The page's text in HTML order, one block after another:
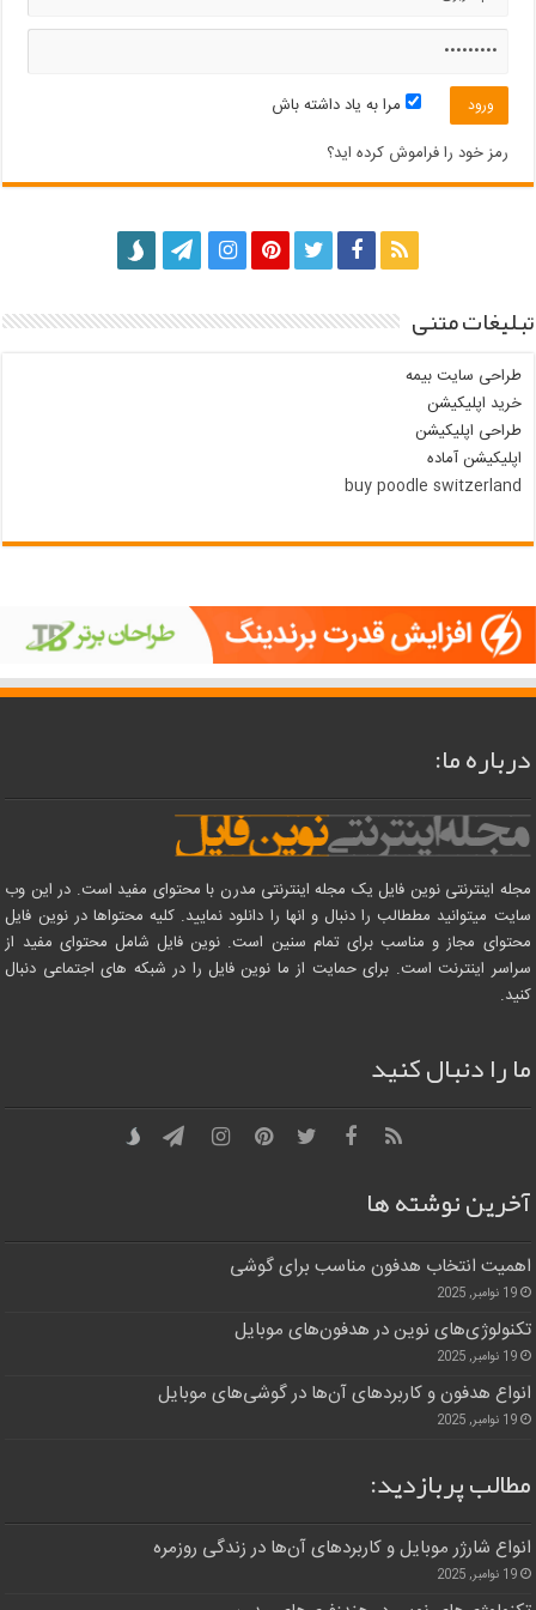
مرا به یاد داشته باش
رمز خود را فراموش کرده اید؟
تبلیغات متنی
طراحی سایت بیمه
خرید اپلیکیشن
طراحی اپلیکیشن
اپلیکیشن آماده
buy poodle switzerland
درباره ما:
مجله اینترنتی نوین فایل یک مجله اینترنتی مدرن با محتوای مفید است. در این وب
سایت میتوانید مططالب را دنبال و انها را دانلود نمایید. کلیه محتواها در نوین فایل
محتوای مجاز و مناسب برای تمام سنین است. نوین فایل شامل محتوای مفید از
سراسر اینترنت است. برای حمایت از ما نوین فایل را در شبکه های اجتماعی دنبال
کنید.
ما را دنبال کنید
آخرین نوشته ها
اهمیت انتخاب هدفون مناسب برای گوشی
19 نوامبر, 2025
تکنولوژی‌های نوین در هدفون‌های موبایل
19 نوامبر, 2025
انواع هدفون و کاربردهای آن‌ها در گوشی‌های موبایل
19 نوامبر, 2025
مطالب پربازدید:
انواع شارژر موبایل و کاربردهای آن‌ها در زندگی روزمره
19 نوامبر, 2025